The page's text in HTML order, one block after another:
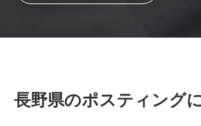
長野県のポスティング